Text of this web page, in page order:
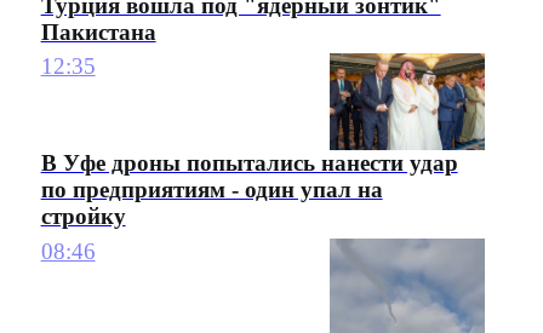
Турция вошла под "ядерный зонтик"
Пакистана
12:35
В Уфе дроны попытались нанести удар
по предприятиям - один упал на
стройку
08:46